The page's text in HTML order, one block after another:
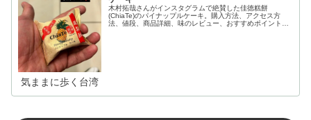
木村拓哉さんがインスタグラムで絶賛した佳徳糕餅
(ChiaTe)のパイナップルケーキ。購入方法、アクセス方
法、値段、商品詳細、味のレビュー、おすすめポイントま
気ままに歩く台湾